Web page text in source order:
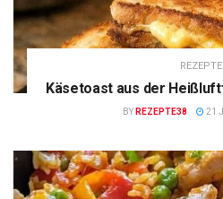
REZEPTE
Käsetoast aus der
BY REZEPTE38 21